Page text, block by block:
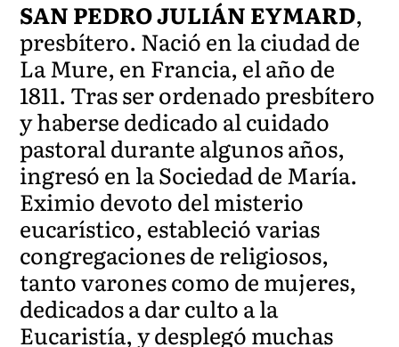
SAN PEDRO JULIÁN EYMARD,
presbítero. Nació en la ciudad de
La Mure, en Francia, el año de
1811. Tras ser ordenado presbítero
y haberse dedicado al cuidado
pastoral durante algunos años,
ingresó en la Sociedad de María.
Eximio devoto del misterio
eucarístico, estableció varias
congregaciones de religiosos,
tanto varones como de mujeres,
dedicados a dar culto a la
Eucaristía, y desplegó muchas